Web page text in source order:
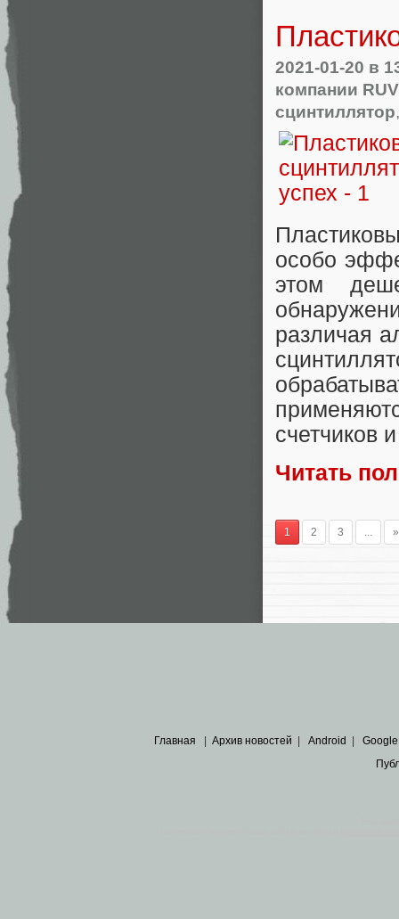
2021-01-20 в
компании
сцинтиллятор
особо
этом
различая
счетчиков
Читать
1 2 3 ... »
Главная Архив новостей Android Google